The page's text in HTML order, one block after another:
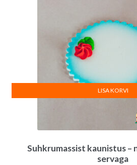
Suhkrumassist kaunistus –
servaga
LISA KORVI